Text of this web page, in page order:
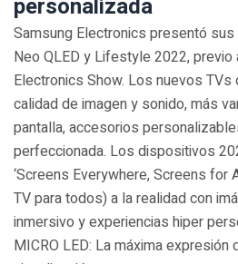
personalizada
Samsung Electronics presentó
Neo QLED y Lifestyle 2022, previo
Electronics Show. Los nuevos
calidad de imagen y sonido, más
pantalla, accesorios
perfeccionada. Los dispositivos
‘Screens Everywhere, Screens for
TV para todos) a la realidad con
inmersivo y experiencias hiper
MICRO LED: La máxima